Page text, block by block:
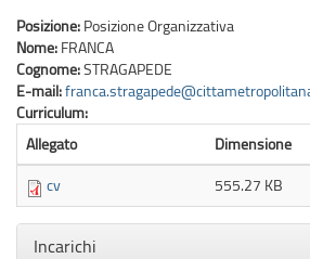
Posizione: Posizione Organizzativa
Nome: FRANCA
Cognome:STRAGAPEDE
E-mail:
Curriculum:
Allegato
Dimensione
cv
555.27 KB
Nascondi
Incarichi